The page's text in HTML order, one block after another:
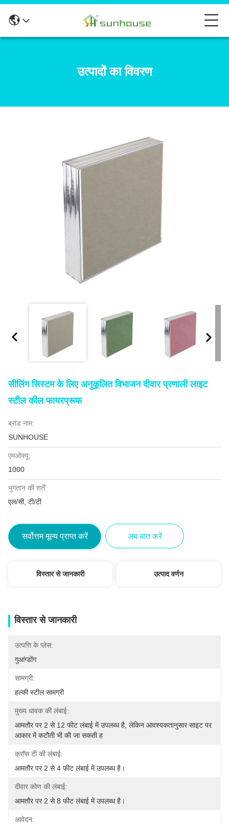
उत्पादों का विवरण
सीलिंग सिस्टम के लिए अनुकूलित विभाजन दीवार प्रणाली लाइट
स्टील कील फायरप्रूफ
ब्रांड नाम:
SUNHOUSE
एमओक्यू:
1000
भुगतान की शर्तें:
एल/सी, टी/टी
सर्वोत्तम मूल्य प्राप्त करें अब बात करें
विस्तार से जानकारी उत्पाद वर्णन
विस्तार से जानकारी
उत्पत्ति के प्लेस:
गुआंग्डोंग
सामग्री:
हल्की स्टील सामग्री
मुख्य धावक की लंबाई:
आमतौर पर 2 से 12 फीट लंबाई में उपलब्ध है, लेकिन आवश्यकतानुसार साइट पर
आकार में कटौती भी की जा सकती ह
क्रॉस टी की लंबाई:
आमतौर पर 2 से 4 फीट लंबाई में उपलब्ध है।
दीवार कोण की लंबाई:
आमतौर पर 2 से 8 फीट लंबाई में उपलब्ध है।
आवेदन: